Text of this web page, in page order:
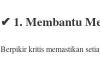
✔ 1. Membantu
Berpikir kritis memastikan